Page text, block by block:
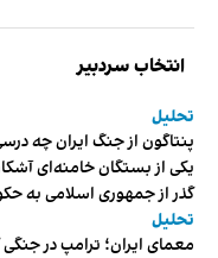
انتخاب سردبیر
تحلیل
پنتاگون از جنگ ایران چه
یکی از بستگان خامنه‌ای
گذر از جمهوری اسلامی به
تحلیل
معمای ایران؛ ترامپ در